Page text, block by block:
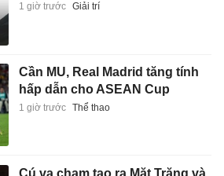
1 giờ trước Giải trí
Cần MU, Real Madrid tăng tính
hấp dẫn cho ASEAN Cup
1 giờ trước Thể thao
Cú va chạm tạo ra Mặt Trăng và